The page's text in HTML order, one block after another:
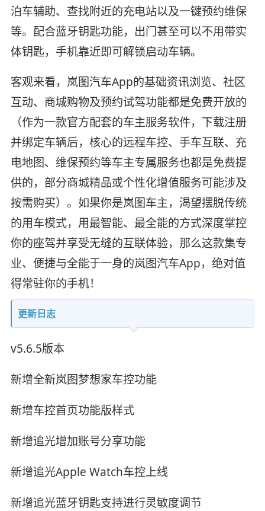
泊车辅助、查找附近的充电站以及一键预约维保
等。配合蓝牙钥匙功能，出门甚至可以不用带实
体钥匙，手机靠近即可解锁启动车辆。
客观来看，岚图汽车App的基础资讯浏览、社区
互动、商城购物及预约试驾功能都是免费开放的
（作为一款官方配套的车主服务软件，下载注册
并绑定车辆后，核心的远程车控、手车互联、充
电地图、维保预约等车主专属服务也都是免费提
供的，部分商城精品或个性化增值服务可能涉及
按需购买）。如果你是岚图车主，渴望摆脱传统
的用车模式，用最智能、最全能的方式深度掌控
你的座驾并享受无缝的互联体验，那么这款集专
业、便捷与全能于一身的岚图汽车App，绝对值
得常驻你的手机！
更新日志
v5.6.5版本
新增全新岚图梦想家车控功能
新增车控首页功能版样式
新增追光增加账号分享功能
新增追光Apple Watch车控上线
新增追光蓝牙钥匙支持进行灵敏度调节